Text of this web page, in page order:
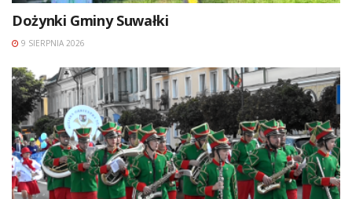
Dożynki Gminy Suwałki
9 SIERPNIA 2026